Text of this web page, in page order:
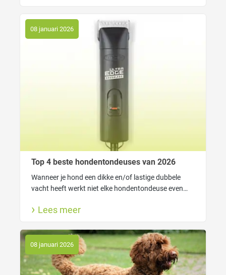
08 januari 2026
Top 4 beste hondentondeuses van 2026
Wanneer je hond een dikke en/of lastige dubbele
vacht heeft werkt niet elke hondentondeuse even
nodig om gemakkelijk door de vacht heen te kunnen
Lees meer
08 januari 2026